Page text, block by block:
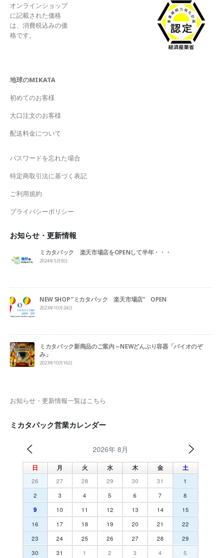
オンラインショップ
に記載された価格
は、消費税込みの価
格です。
地球のMIKATA
初めてのお客様
大口注文のお客様
配送料金について
パスワードを忘れた場合
特定商取引法に基づく表記
ご利用規約
プライバシーポリシー
お知らせ・更新情報
ミカタパック 楽天市場店をOPENして半年・・・
2024年5月9日
NEW SHOP ”ミカタパック 楽天市場店” OPEN
2023年10月24日
ミカタパック新商品のご案内～NEWどんぶり容器「バイオのぞ
み」
2023年10月16日
お知らせ・更新情報一覧はこちら
ミカタパック営業カレンダー
2026年 8月
日 月 火 水 木 金 土
26 27 28 29 30 31
1
2
3 4 5 6 7 8
9 10 11 12 13 14
15
16
17 18 19 20 21
22
23
24 25 26 27 28
29
30
31 1 2 3 4 5